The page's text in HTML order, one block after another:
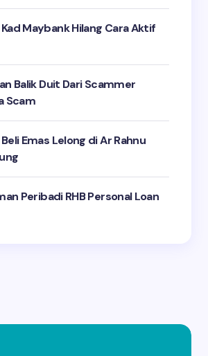
Maybank Hilang Cara Aktif
Balik Duit Dari Scammer
Scam
Emas Lelong di Ar Rahnu
Peribadi RHB Personal Loan